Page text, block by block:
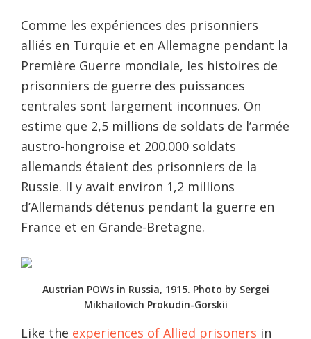
Comme les expériences des prisonniers
alliés en Turquie et en Allemagne pendant la
Première Guerre mondiale, les histoires de
prisonniers de guerre des puissances
centrales sont largement inconnues. On
estime que 2,5 millions de soldats de l’armée
austro-hongroise et 200.000 soldats
allemands étaient des prisonniers de la
Russie. Il y avait environ 1,2 millions
d’Allemands détenus pendant la guerre en
France et en Grande-Bretagne.
Austrian POWs in Russia, 1915. Photo by Sergei
Mikhailovich Prokudin-Gorskii
Like the experiences of Allied prisoners in